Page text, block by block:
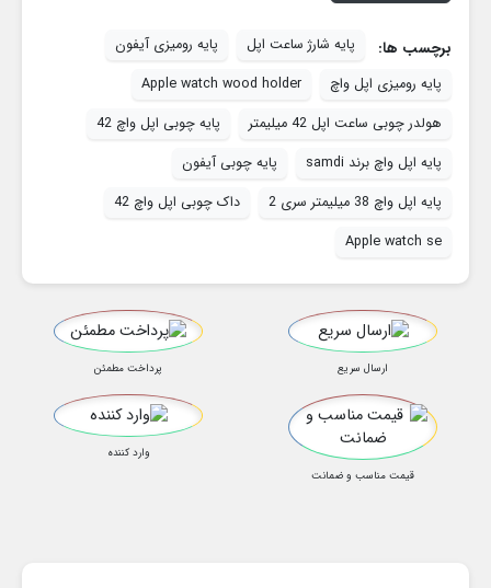
برچسب ها: پایه شارژ ساعت اپل
پایه رومیزی آیفون
پایه رومیزی اپل واچ
Apple watch wood holder
هولدر چوبی ساعت اپل 42 میلیمتر
پایه چوبی اپل واچ 42
پایه اپل واچ برند samdi
پایه چوبی آیفون
پایه اپل واچ 38 میلیمتر سری 2
داک چوبی اپل واچ 42
Apple watch se
ارسال سریع پرداخت مطمئن
قیمت مناسب و ضمانت
وارد کننده